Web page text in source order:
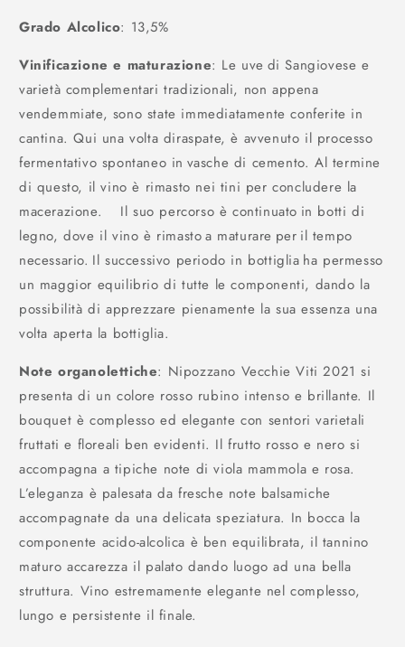
Grado Alcolico: 13,5%
Vinificazione e maturazione: Le uve di Sangiovese e
varietà complementari tradizionali, non appena
vendemmiate, sono state immediatamente conferite in
cantina. Qui una volta diraspate, è avvenuto il processo
fermentativo spontaneo in vasche di cemento. Al termine
di questo, il vino è rimasto nei tini per concludere la
macerazione. Il suo percorso è continuato in botti di
legno, dove il vino è rimasto a maturare per il tempo
necessario. Il successivo periodo in bottiglia ha permesso
un maggior equilibrio di tutte le componenti, dando la
possibilità di apprezzare pienamente la sua essenza una
volta aperta la bottiglia.
Note organolettiche: Nipozzano Vecchie Viti 2021 si
presenta di un colore rosso rubino intenso e brillante. Il
bouquet è complesso ed elegante con sentori varietali
fruttati e floreali ben evidenti. Il frutto rosso e nero si
accompagna a tipiche note di viola mammola e rosa.
L’eleganza è palesata da fresche note balsamiche
accompagnate da una delicata speziatura. In bocca la
componente acido-alcolica è ben equilibrata, il tannino
maturo accarezza il palato dando luogo ad una bella
struttura. Vino estremamente elegante nel complesso,
lungo e persistente il finale.